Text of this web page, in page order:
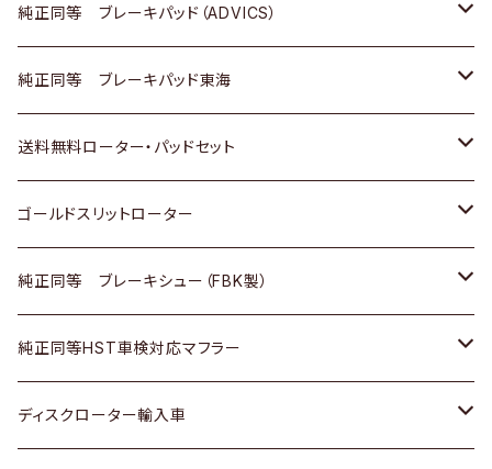
三菱
スバル
日野
三菱ふそう
ＢＭＷ
マツダ
三菱
日野
三菱ふそう
三菱
日野
三菱ふそう
その他
ダイハツ
マツダ
三菱
スバル
日産
いすゞ
ダイハツ
マツダ
三菱
スバル
いすゞ
ダイハツ
マツダ
三菱
ホンダ
スズキ
日産
ダイハツ
マツダ
三菱
スバル
トヨタ
ホンダ
スズキ
日産
いすゞ
ダイハツ
マツダ
純正同等 ブレーキパッド（ADVICS）
トヨタ
ホンダ
スズキ
日産
ダイハツ
マツダ
純正同等 ブレーキパッド東海
トヨタ
ホンダ
日産
いすゞ
ダイハツ
送料無料ローター・パッドセット
トヨタ
ホンダ
スズキ
日産
ゴールドスリットローター
トヨタ
ホンダ
スズキ
純正同等 ブレーキシュー（FBK製）
ホンダ
スズキ
純正同等HST車検対応マフラー
トヨタ
ディスクローター輸入車